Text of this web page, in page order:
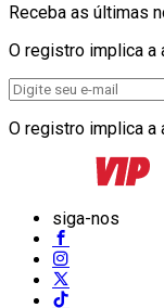
Receba as últimas
O registro implica a
O registro implica a
siga-nos